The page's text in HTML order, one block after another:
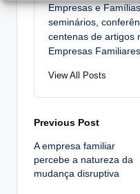
Empresas e
seminários,
centenas de artigos
Empresas
View All Posts
Post
navigation
Previous Post
A empresa familiar
percebe a natureza da
mudança disruptiva